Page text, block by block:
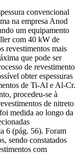
convencional
na empresa Anod
um equipamento
com 40 kW de
revestimentos mais
que pode ser
de revestimento
obter espessuras
de Ti-Al e Al-Cr.
procedeu-se à
de nitreto
medida ao longo da
6 (pág. 56). Foram
sendo constatados
com